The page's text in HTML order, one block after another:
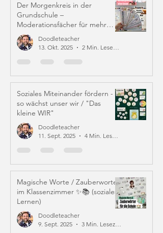
Der Morgenkreis in der
Grundschule –
Moderationsfächer für mehr
Struktur und Mitverantwortung
Doodleteacher
13. Okt. 2025
2 Min. Lesezeit
Soziales Miteinander fördern -
so wächst unser wir / "Das
kleine WIR"
Doodleteacher
11. Sept. 2025
4 Min. Lesezeit
Magische Worte / Zauberworte
im Klassenzimmer ✨📚 (soziales
Lernen)
Doodleteacher
9. Sept. 2025
3 Min. Lesezeit